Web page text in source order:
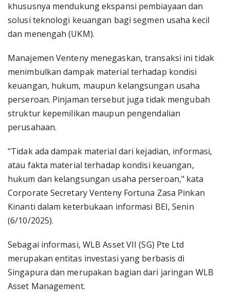
khususnya mendukung ekspansi pembiayaan dan
solusi teknologi keuangan bagi segmen usaha kecil
dan menengah (UKM).
Manajemen Venteny menegaskan, transaksi ini tidak
menimbulkan dampak material terhadap kondisi
keuangan, hukum, maupun kelangsungan usaha
perseroan. Pinjaman tersebut juga tidak mengubah
struktur kepemilikan maupun pengendalian
perusahaan.
"Tidak ada dampak material dari kejadian, informasi,
atau fakta material terhadap kondisi keuangan,
hukum dan kelangsungan usaha perseroan," kata
Corporate Secretary Venteny Fortuna Zasa Pinkan
Kinanti dalam keterbukaan informasi BEI, Senin
(6/10/2025).
Sebagai informasi, WLB Asset VII (SG) Pte Ltd
merupakan entitas investasi yang berbasis di
Singapura dan merupakan bagian dari jaringan WLB
Asset Management.